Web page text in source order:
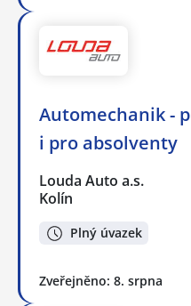
Automechanik -
i pro absolventy
Louda Auto a.s.
Kolín
Plný úvazek
Zveřejněno: 8. srpna